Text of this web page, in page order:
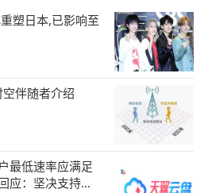
塑日本,已影响至
伴随者介绍
最低速率应满足
应：坚决支持，